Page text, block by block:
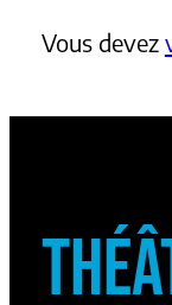
Vous devez